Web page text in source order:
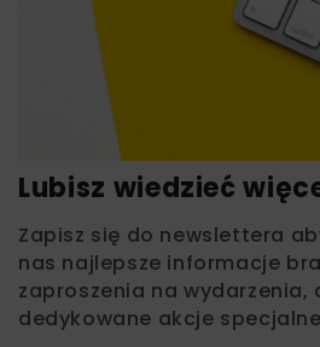
Lubisz wiedzieć
Zapisz się do newslettera
nas najlepsze informacje
zaproszenia na
dedykowane akcje